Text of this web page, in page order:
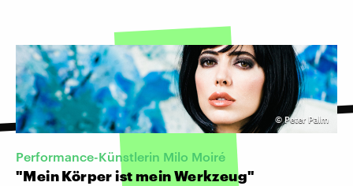
©Peter Palm
Performance-Künstlerin Milo Moiré
"Mein Körper ist mein Werkzeug"